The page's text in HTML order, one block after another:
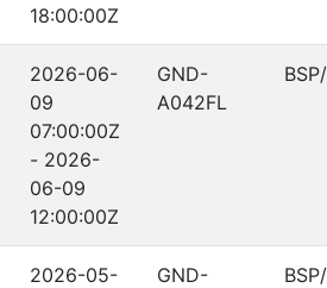
18:00:00Z
2026-06-
09
07:00:00Z
- 2026-
06-09
12:00:00Z
GND-
A042FL
2026-05-
GND-